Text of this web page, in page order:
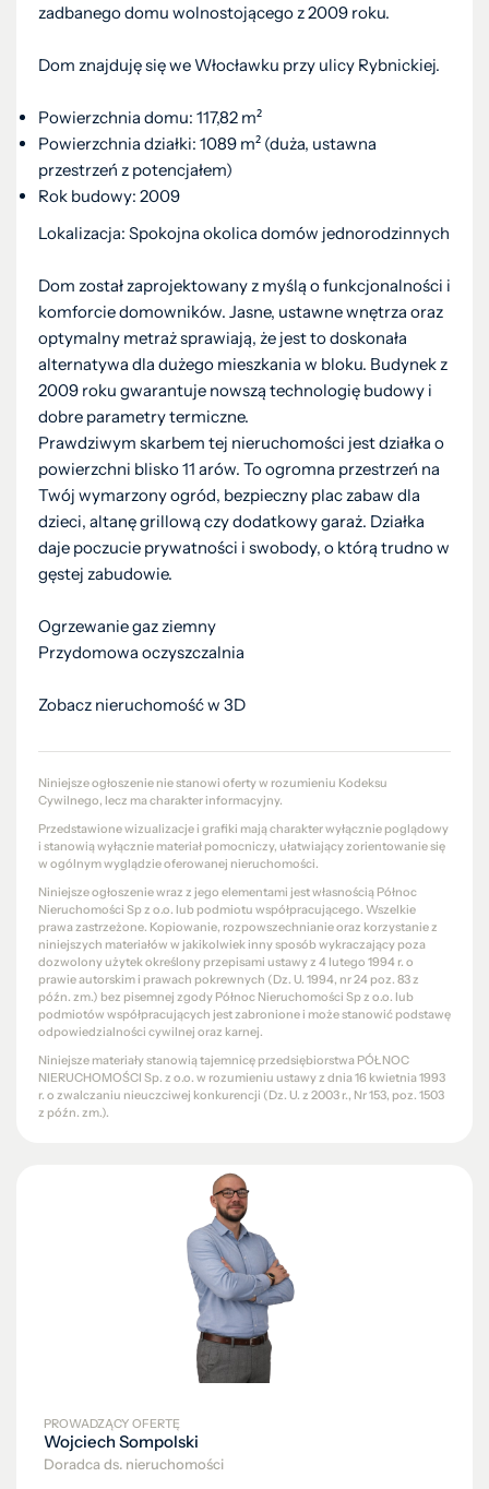
zadbanego domu wolnostojącego z 2009 roku.
Dom znajduję się we Włocławku przy ulicy Rybnickiej.
Powierzchnia domu: 117,82 m²
Powierzchnia działki: 1089 m² (duża, ustawna
przestrzeń z potencjałem)
Rok budowy: 2009
Lokalizacja: Spokojna okolica domów jednorodzinnych
Dom został zaprojektowany z myślą o funkcjonalności i
komforcie domowników. Jasne, ustawne wnętrza oraz
optymalny metraż sprawiają, że jest to doskonała
alternatywa dla dużego mieszkania w bloku. Budynek z
2009 roku gwarantuje nowszą technologię budowy i
dobre parametry termiczne.
Prawdziwym skarbem tej nieruchomości jest działka o
powierzchni blisko 11 arów. To ogromna przestrzeń na
Twój wymarzony ogród, bezpieczny plac zabaw dla
dzieci, altanę grillową czy dodatkowy garaż. Działka
daje poczucie prywatności i swobody, o którą trudno w
gęstej zabudowie.
Ogrzewanie gaz ziemny
Przydomowa oczyszczalnia
Zobacz nieruchomość w 3D
Niniejsze ogłoszenie nie stanowi oferty w rozumieniu Kodeksu
Cywilnego, lecz ma charakter informacyjny.
Przedstawione wizualizacje i grafiki mają charakter wyłącznie poglądowy
i stanowią wyłącznie materiał pomocniczy, ułatwiający zorientowanie się
w ogólnym wyglądzie oferowanej nieruchomości.
Niniejsze ogłoszenie wraz z jego elementami jest własnością Północ
Nieruchomości Sp z o.o. lub podmiotu współpracującego. Wszelkie
prawa zastrzeżone. Kopiowanie, rozpowszechnianie oraz korzystanie z
niniejszych materiałów w jakikolwiek inny sposób wykraczający poza
dozwolony użytek określony przepisami ustawy z 4 lutego 1994 r. o
prawie autorskim i prawach pokrewnych (Dz. U. 1994, nr 24 poz. 83 z
późn. zm.) bez pisemnej zgody Północ Nieruchomości Sp z o.o. lub
podmiotów współpracujących jest zabronione i może stanowić podstawę
odpowiedzialności cywilnej oraz karnej.
Niniejsze materiały stanowią tajemnicę przedsiębiorstwa PÓŁNOC
NIERUCHOMOŚCI Sp. z o.o. w rozumieniu ustawy z dnia 16 kwietnia 1993
r. o zwalczaniu nieuczciwej konkurencji (Dz. U. z 2003 r., Nr 153, poz. 1503
z późn. zm.).
PROWADZĄCY OFERTĘ
Wojciech Sompolski
Doradca ds. nieruchomości